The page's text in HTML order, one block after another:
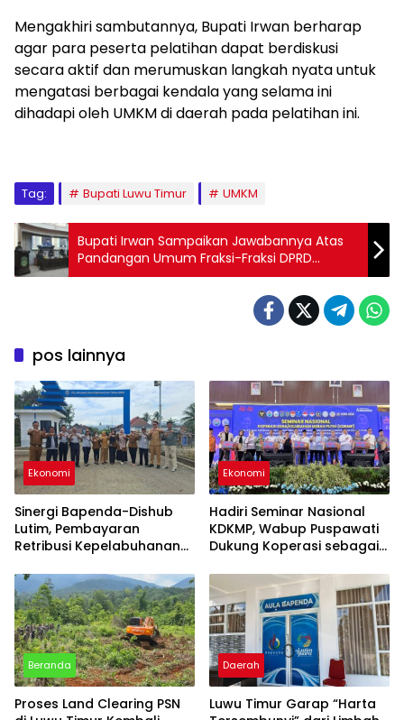
Mengakhiri sambutannya, Bupati Irwan berharap
agar para peserta pelatihan dapat berdiskusi
secara aktif dan merumuskan langkah nyata untuk
mengatasi berbagai kendala yang selama ini
dihadapi oleh UMKM di daerah pada pelatihan ini.
Tag: Bupati Luwu Timur UMKM
Bupati Irwan Sampaikan Jawabannya Atas
Pandangan Umum Fraksi-Fraksi DPRD
terhadap Lima Ranperda
pos lainnya
Ekonomi
Sinergi Bapenda-Dishub
Lutim, Pembayaran
Retribusi Kepelabuhanan
Ekonomi
Hadiri Seminar Nasional
KDKMP, Wabup Puspawati
Dukung Koperasi sebagai
Beranda
Proses Land Clearing PSN
Daerah
Luwu Timur Garap “Harta